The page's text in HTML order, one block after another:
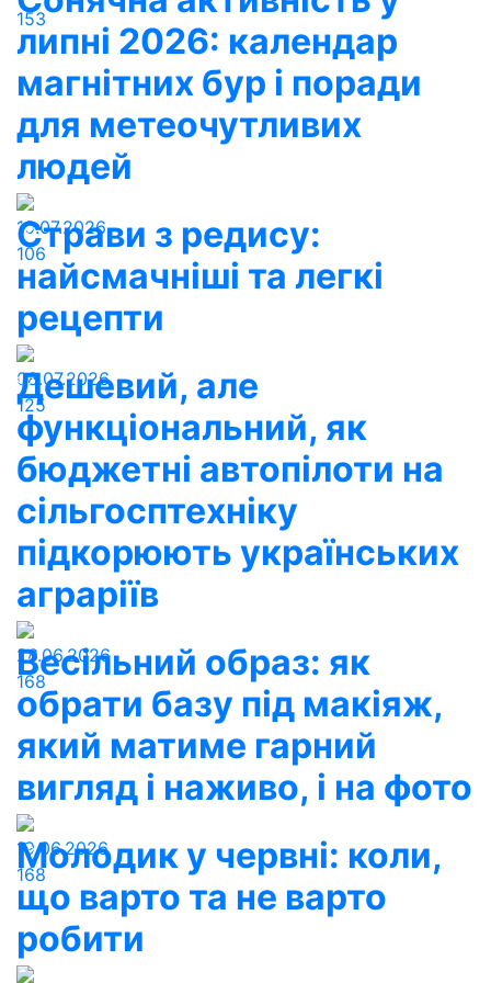
153
липні 2026: календар
магнітних бур і поради
для метеочутливих
людей
10.07.2026
106
Страви з редису:
найсмачніші та легкі
рецепти
08.07.2026
125
Дешевий, але
функціональний, як
бюджетні автопілоти на
сільгосптехніку
підкорюють українських
аграріїв
26.06.2026
168
Весільний образ: як
обрати базу під макіяж,
який матиме гарний
вигляд і наживо, і на фото
19.06.2026
168
Молодик у червні: коли,
що варто та не варто
робити